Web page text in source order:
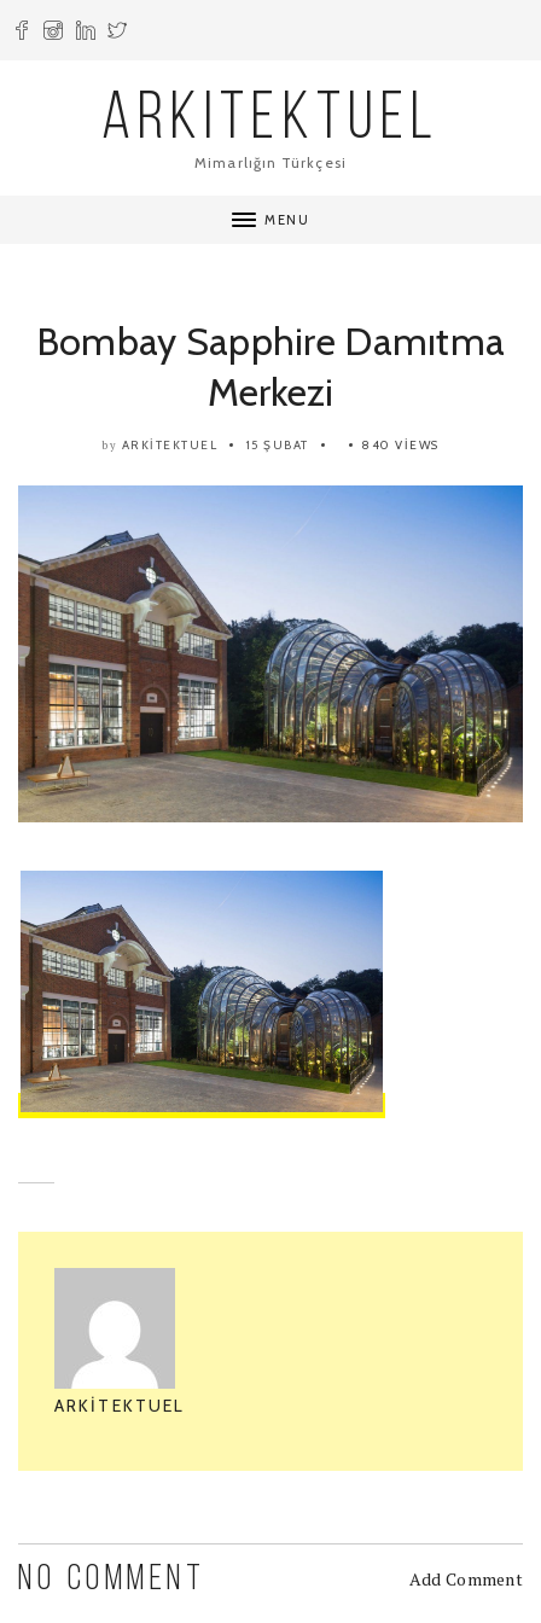
ARKITEKTUEL
Mimarlığın Türkçesi
MENU
Bombay Sapphire Damıtma
Merkezi
by ARKITEKTUEL 15 ŞUBAT 840 VIEWS
ARKITEKTUEL
NO COMMENT Add Comment